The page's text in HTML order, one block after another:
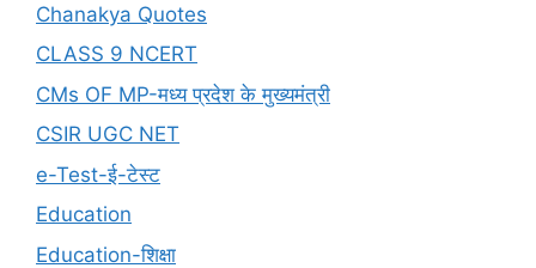
Chanakya Quotes
CLASS 9 NCERT
CMs OF MP-मध्य प्रदेश के मुख्यमंत्री
CSIR UGC NET
e-Test-ई-टेस्ट
Education
Education-शिक्षा